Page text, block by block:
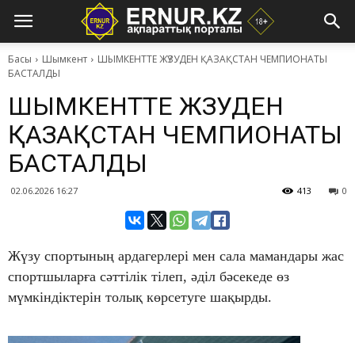
Басы Шымкент
​ШЫМКЕНТТЕ ЖҮЗУДЕН ҚАЗАҚСТАН ЧЕМПИОНАТЫ
БАСТАЛДЫ
​ШЫМКЕНТТЕ ЖҮЗУДЕН
ҚАЗАҚСТАН ЧЕМПИОНАТЫ
БАСТАЛДЫ
02.06.2026 16:27 0
413
Жүзу спортының ардагерлері мен сала мамандары жас
спортшыларға сәттілік тілеп, әділ бәсекеде өз
мүмкіндіктерін толық көрсетуге шақырды.